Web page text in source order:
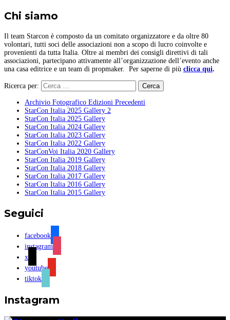
Chi siamo
Il team Starcon è composto da un comitato organizzatore e da oltre 80
volontari, tutti soci delle associazioni non a scopo di lucro coinvolte e
provenienti da tutta Italia. Oltre ai membri dei consigli direttivi di tali
associazioni, partecipano attivamente all’organizzazione dell’evento anche
una casa editrice e un team di propmaker. Per saperne di più clicca qui.
Ricerca per:
Archivio Fotografico Edizioni Precedenti
StarCon Italia 2025 Gallery 2
StarCon Italia 2025 Gallery
StarCon Italia 2024 Gallery
StarCon Italia 2023 Gallery
StarCon Italia 2022 Gallery
StarConVoi Italia 2020 Gallery
StarCon Italia 2019 Gallery
StarCon Italia 2018 Gallery
StarCon Italia 2017 Gallery
StarCon Italia 2016 Gallery
StarCon Italia 2015 Gallery
Seguici
facebook
instagram
x
youtube
tiktok
Instagram